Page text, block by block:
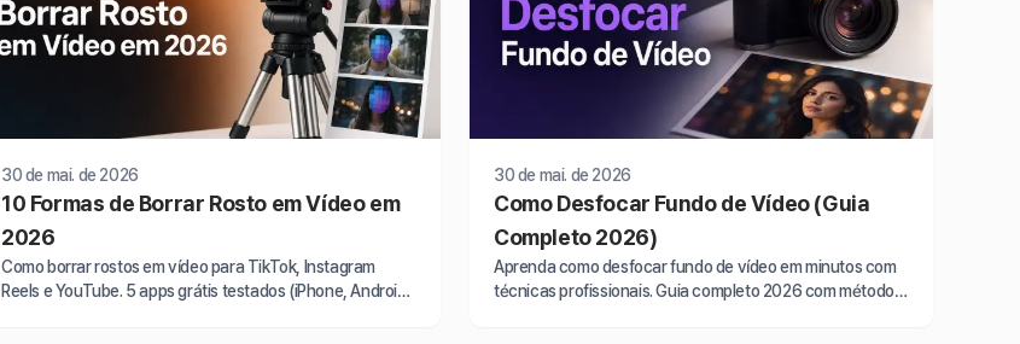
30 de mai. de 2026
10 Formas de Borrar Rosto em Vídeo em
2026
Como borrar rostos em vídeo para TikTok, Instagram
Reels e YouTube. 5 apps grátis testados (iPhone, Android,
30 de mai. de 2026
Como Desfocar Fundo de Vídeo (Guia
Completo 2026)
Aprenda como desfocar fundo de vídeo em minutos com
técnicas profissionais. Guia completo 2026 com métodos